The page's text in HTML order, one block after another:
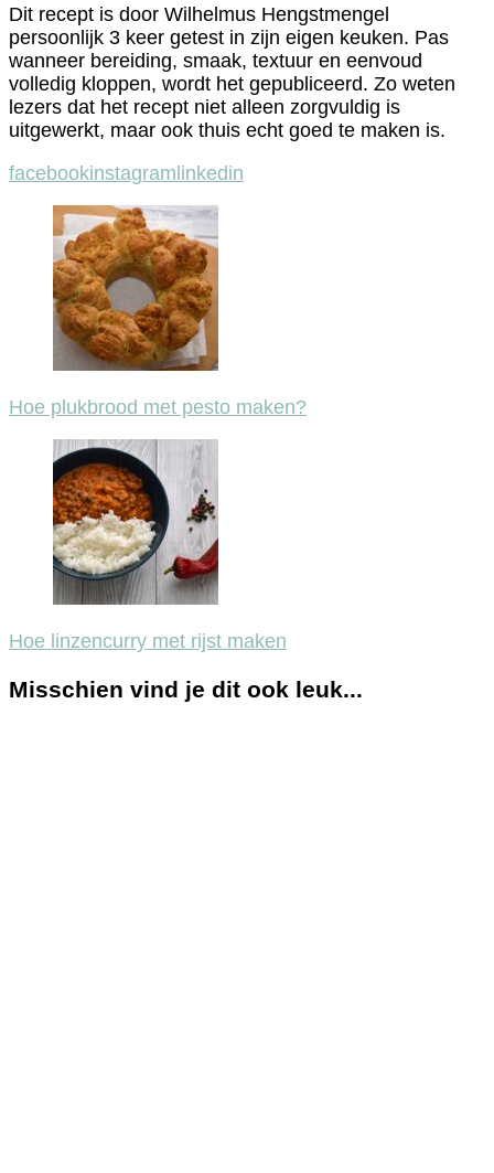
Dit recept is door Wilhelmus Hengstmengel
persoonlijk 3 keer getest in zijn eigen keuken. Pas
wanneer bereiding, smaak, textuur en eenvoud
volledig kloppen, wordt het gepubliceerd. Zo weten
lezers dat het recept niet alleen zorgvuldig is
uitgewerkt, maar ook thuis echt goed te maken is.
facebookinstagramlinkedin
Post
Navigation
Hoe plukbrood met pesto maken?
Hoe linzencurry met rijst maken
Misschien vind je dit ook leuk...